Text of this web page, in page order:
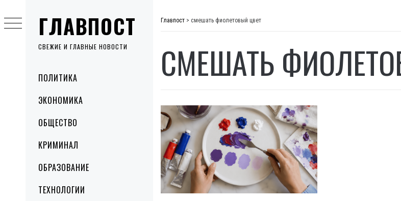
ГЛАВПОСТ
СВЕЖИЕ И ГЛАВНЫЕ НОВОСТИ
MenuПОЛИТИКА
ЭКОНОМИКА
ОБЩЕСТВО
КРИМИНАЛ
ОБРАЗОВАНИЕ
ТЕХНОЛОГИИ
to
content
Главпост > смешать фиолетовый цвет
СМЕШАТЬ